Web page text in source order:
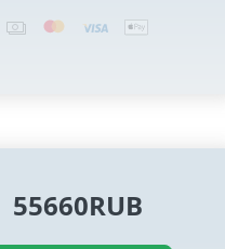
55660RUB